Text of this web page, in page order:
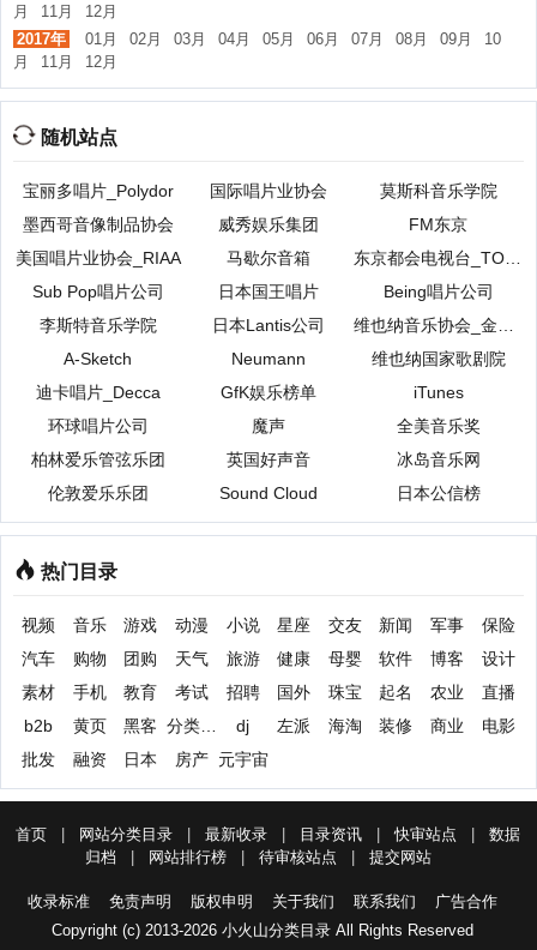
月
11月
12月
2017年
01月 02月 03月 04月 05月 06月 07月 08月 09月
10
月
11月 12月
随机站点
宝丽多唱片_Polydor 国际唱片业协会
莫斯科音乐学院
墨西哥音像制品协会
威秀娱乐集团
FM东京
美国唱片业协会_RIAA
马歇尔音箱
东京都会电视台_TOKYO MX
Sub Pop唱片公司
日本国王唱片
Being唱片公司
李斯特音乐学院
日本Lantis公司
A-Sketch
Neumann
维也纳国家歌剧院
迪卡唱片_Decca
GfK娱乐榜单
iTunes
环球唱片公司
魔声
全美音乐奖
柏林爱乐管弦乐团
英国好声音
冰岛音乐网
伦敦爱乐乐团
Sound Cloud 日本公信榜
热门目录
视频 音乐 游戏 动漫 小说 星座 交友 新闻 军事
保险
汽车
购物 团购 天气 旅游 健康 母婴 软件 博客
设计
素材
手机 教育 考试 招聘 国外 珠宝 起名 农业
直播
b2b
黄页 黑客 分类信息 dj 左派 海淘 装修 商业
电影
批发
融资 日本 房产 元宇宙
首页 网站分类目录 最新收录 目录资讯 快审站点
数据
归档
网站排行榜 待审核站点 提交网站
收录标准 免责声明 版权申明 关于我们 联系我们
广告合作
Copyright (c) 2013-2026 小火山分类目录 All Rights Reserved